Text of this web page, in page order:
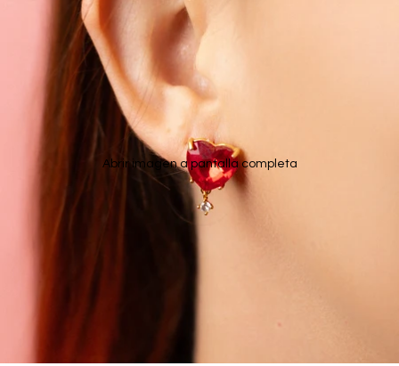
Abrir imagen a pantalla completa